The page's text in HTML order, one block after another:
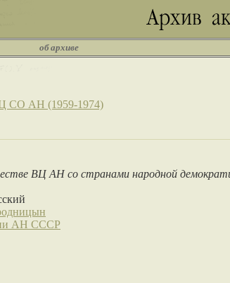
об архиве
СО АН (1959-1974)
ВЦ АН со странами народной
АН СССР